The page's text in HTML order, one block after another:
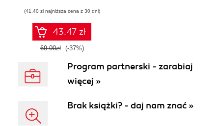
(41,40 zł najniższa cena z 30 dni)
43.47 zł
69.00zł (-37%)
Program partnerski - zarabiaj
więcej »
Brak książki? - daj nam znać »